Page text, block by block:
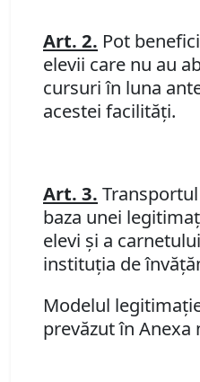
Art. 2. Pot
elevii care nu au
cursuri în luna
acestei facilităţi.
Art. 3.
baza unei
elevi şi a
instituţia de
Modelul
prevăzut în Anexa